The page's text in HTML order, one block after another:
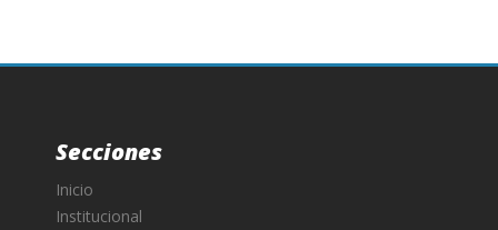
Secciones
Inicio
Institucional